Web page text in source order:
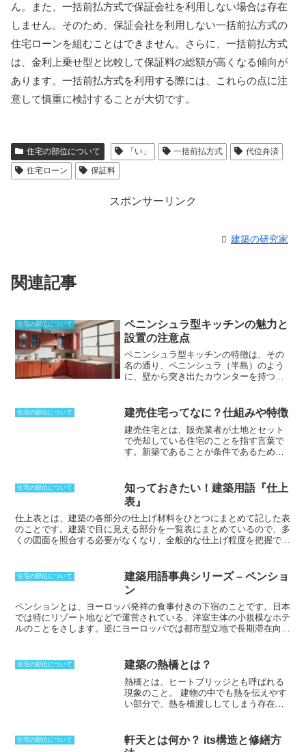
ん。また、一括前払方式で保証会社を利用しない場合は存在
しません。そのため、保証会社を利用しない一括前払方式の
住宅ローンを組むことはできません。さらに、一括前払方式
は、金利上乗せ型と比較して保証料の総額が高くなる傾向が
あります。一括前払方式を利用する際には、これらの点に注
意して慎重に検討することが大切です。
住宅の部位について 「い」 一括前払方式
代位弁済
住宅ローン
保証料
スポンサーリンク
建築の研究家
関連記事
住宅の部位について
ペニンシュラ型キッチンの魅力と
設置の注意点
ペニンシュラ型キッチンの特徴は、その
名の通り、ペニンシュラ（半島）のよう
に、壁から突き出たカウンターを持つこ
キッチンの空間を広く感じさせる効果が
あります。ペニンシュラ型キッチンは、
オープンキッチンやセミオープンキッチ
ンに多く採用されています。壁を隔てて
キッチンの作業スペースとダイニングや
ションをとりやすい間取りです。また、
壁を作ることによって、アイランドキッ
チンよりも油汚れの心配がありません。
ペニンシュラ型キッチンのレイアウト
は、キッチンの規模や形、ダイニングや
リビングの位置などによって異なりま
ら、カウンターを壁から完全に切り離し
て独立した島のように配置する大きなペ
ニンシュラ型キッチンまで、様々なバリ
エーションがあります。ペニンシュラ型
キッチンを設置する際には、排気ダクト
やコンセントの位置など、様々な設置位
ます。また、対面式となることから、キ
ッチンとリビングやダイニングとの関係
性を保つことができるため、コミュニケ
ーションもしっかりと取っていくことが
できるところがメリットです。
住宅の部位について 建売住宅ってなに？仕組みや特徴
建売住宅とは、販売業者が土地とセット
で売却している住宅のことを指す言葉で
す。新築であることが条件であるため、
建売住宅には、大きく分けて2つの種類が
あります。完成後に物件を売る場合は完
成売り
態の物件を契約締結後に建築する場合は
青田売りと呼びます。どちらも、建物と
土地を一緒に購入することになります。
住宅の部位について
知っておきたい！建築用語『仕上
表』
仕上表とは、建築の各部分の仕上げ材料をひとつにまとめて記した表
のことです。建築で目に見える部分を一覧表にまとめているので、多
くの図面を照合する必要がなくなり、全般的な仕上げ程度を把握で
て、屋根や外壁、バルコニーなどの仕上げを表す外部仕上げ表と、室
内の床、幅木、壁、天井などの仕上げを示した内部仕上げ表がありま
す。仕上表によりそれぞれの部屋の仕上げ材を指定でき、部屋ごとの
グレードを仕分けることも可能です。表のため、円や線などの図形は
なく、文字だけで表現されています。
住宅の部位について
建築用語事典シリーズ – ペンショ
ン
ペンションとは、ヨーロッパ発祥の食事付きの下宿のことです。
日本
では特にリゾート地などで運営されている、洋室主体の小規模なホテ
ルのことをさします。逆にヨーロッパでは都市型立地で長期滞在向け
テル営業として許可を受けて営業しています。民宿とは異なり、専業
で経営されており、食事が提供されます。特に、
Bed&Breakfast（B&B）のように1泊1食付きではなく、1泊2食付きの
料金体系を採用している所が多いです。もとはフランス語で年金や恩
給を意味する単語であり、年金生活者が自宅の空き部屋を利用して宿
住宅の部位について 建築の熱橋とは？
熱橋とは、ヒートブリッジとも呼ばれる
現象のこと。
建物の中でも熱を伝えやす
い部分で、熱を橋渡ししてしまう存在と
存在にもなる。外壁と内壁をつなぐ部分
となるため、断熱性能の低下を招く。熱
住宅の部位について
軒天とは何か？ its構造と修繕方